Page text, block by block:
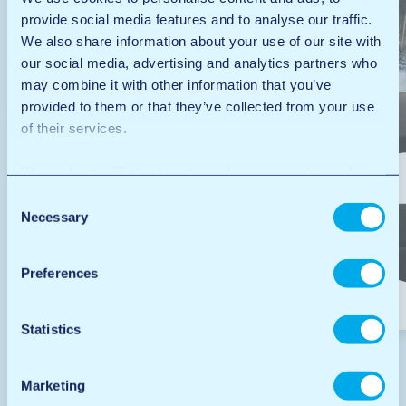
provide social media features and to analyse our traffic.
We also share information about your use of our site with
our social media, advertising and analytics partners who
may combine it with other information that you’ve
provided to them or that they’ve collected from your use
of their services.
Selection
Necessary
Preferences
Statistics
Marketing